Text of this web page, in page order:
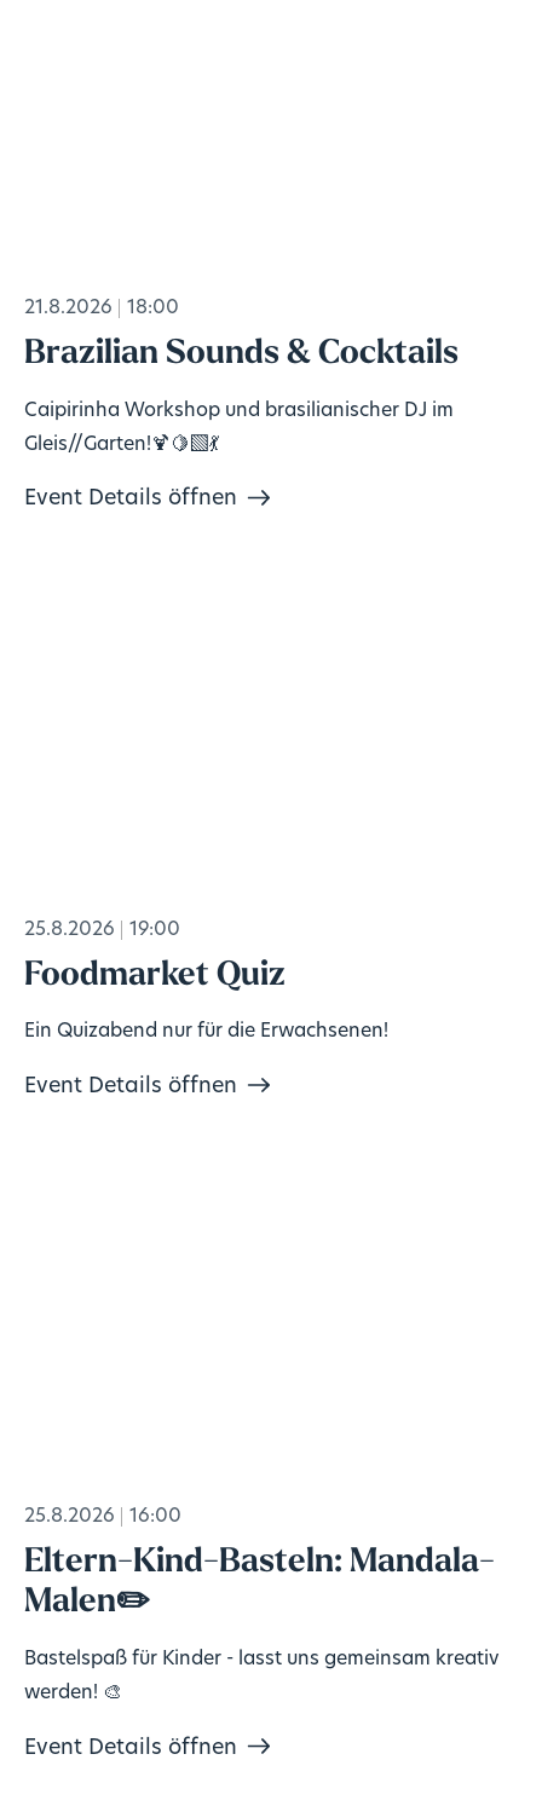
21.8.2026 18:00
Brazilian Sounds & Cocktails
Caipirinha Workshop und brasilianischer DJ im
Gleis//Garten!🍹🍋‍🟩💃
Event Details öffnen
25.8.2026 19:00
Foodmarket Quiz
Ein Quizabend nur für die Erwachsenen!
Event Details öffnen
25.8.2026 16:00
Eltern-Kind-Basteln: Mandala-
Malen✏️
Bastelspaß für Kinder - lasst uns gemeinsam kreativ
werden! 🎨
Event Details öffnen